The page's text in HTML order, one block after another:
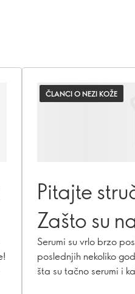
ČLANCI O NEZI KOŽE
Pitajte
Zašto su
Serumi su vrlo brzo
poslednjih nekoliko
šta su tačno serumi i